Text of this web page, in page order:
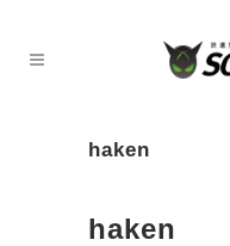
haken
haken